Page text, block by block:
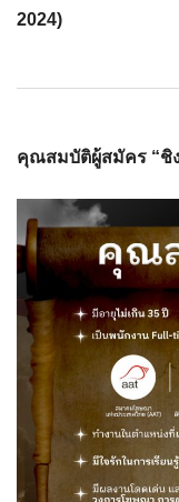
2024)
คุณสมบัติผู้สมัคร “ชิ